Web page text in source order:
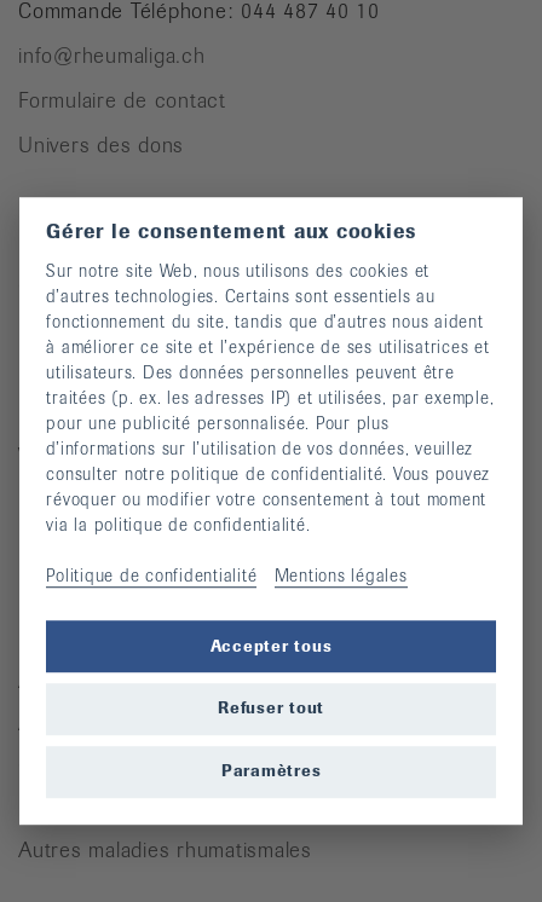
Commande Téléphone: 044 487 40 10
info@rheumaliga.ch
Formulaire de contact
Univers des dons
Pour des personnes atteintes de rhumatisme
Cours
Manifestations
Prévention des chutes
Publications
Vidéos
Lettre d’information
Moyens auxiliaires
Maladies rhumatismales
Arthrite
Arthrose
Autres maladies rhumatismales
Gérer le consentement aux cookies
Sur notre site Web, nous utilisons des cookies et
d’autres technologies. Certains sont essentiels au
fonctionnement du site, tandis que d’autres nous aident
à améliorer ce site et l’expérience de ses utilisatrices et
utilisateurs. Des données personnelles peuvent être
traitées (p. ex. les adresses IP) et utilisées, par exemple,
pour une publicité personnalisée. Pour plus
d’informations sur l’utilisation de vos données, veuillez
consulter notre politique de confidentialité. Vous pouvez
révoquer ou modifier votre consentement à tout moment
via la politique de confidentialité.
Politique de confidentialité Mentions légales
Accepter tous
Refuser tout
Paramètres